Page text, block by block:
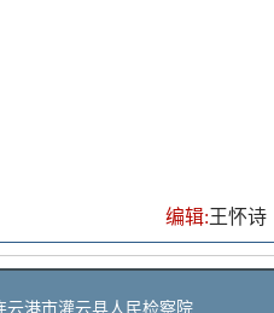
编辑:王怀诗
云港市灌云县人民检察院